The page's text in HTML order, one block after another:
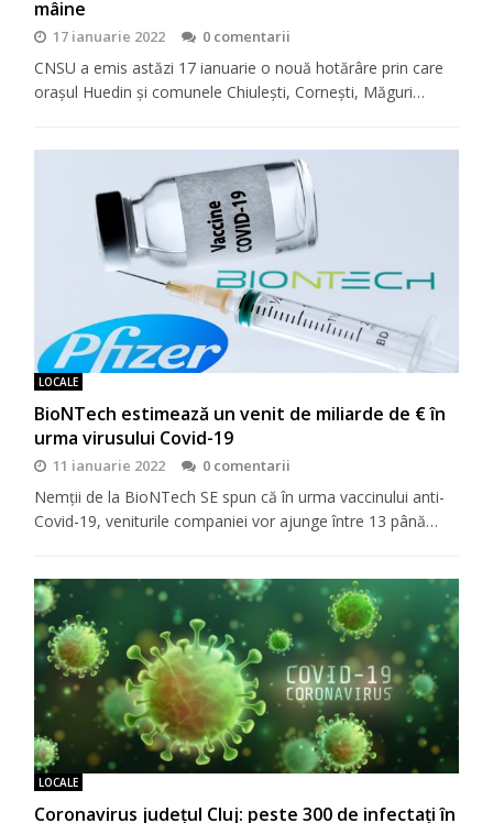
mâine
17 ianuarie 2022 0 comentarii
CNSU a emis astăzi 17 ianuarie o nouă hotărâre prin care
orașul Huedin și comunele Chiulești, Cornești, Măguri…
LOCALE
BioNTech estimează un venit de miliarde de € în
urma virusului Covid-19
11 ianuarie 2022 0 comentarii
Nemții de la BioNTech SE spun că în urma vaccinului anti-
Covid-19, veniturile companiei vor ajunge între 13 până…
LOCALE
Coronavirus județul Cluj: peste 300 de infectați în